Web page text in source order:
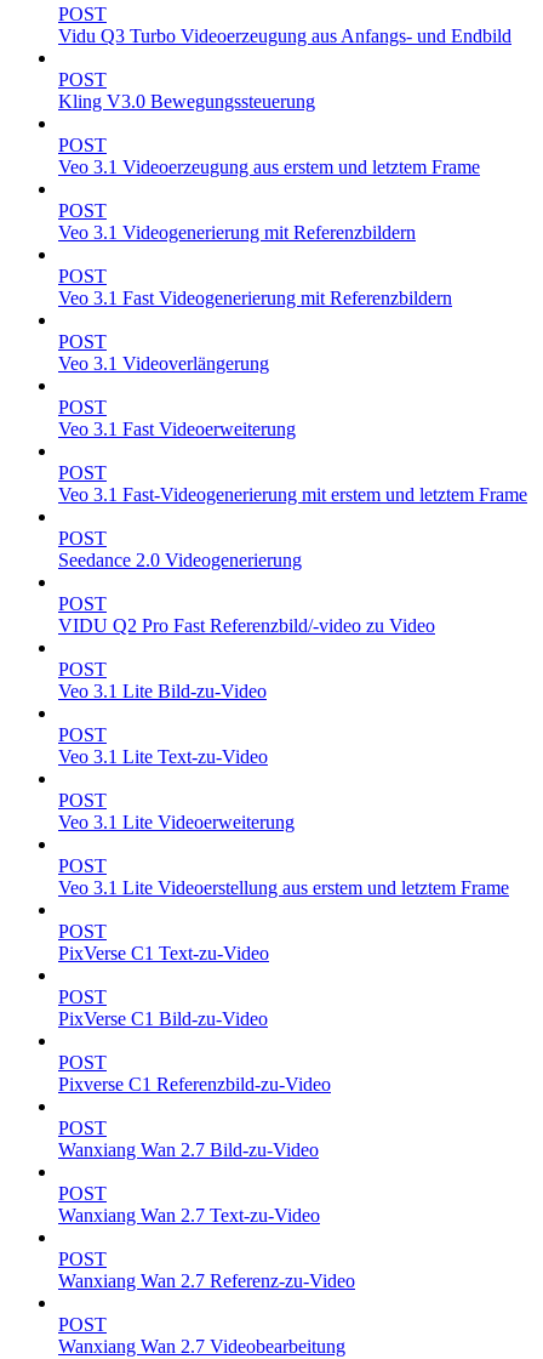
POST
Vidu Q3 Turbo Videoerzeugung aus Anfangs- und Endbild
POST
Kling V3.0 Bewegungssteuerung
POST
Veo 3.1 Videoerzeugung aus erstem und letztem Frame
POST
Veo 3.1 Videogenerierung mit Referenzbildern
POST
Veo 3.1 Fast Videogenerierung mit Referenzbildern
POST
Veo 3.1 Videoverlängerung
POST
Veo 3.1 Fast Videoerweiterung
POST
Veo 3.1 Fast-Videogenerierung mit erstem und letztem Frame
POST
Seedance 2.0 Videogenerierung
POST
VIDU Q2 Pro Fast Referenzbild/-video zu Video
POST
Veo 3.1 Lite Bild-zu-Video
POST
Veo 3.1 Lite Text-zu-Video
POST
Veo 3.1 Lite Videoerweiterung
POST
Veo 3.1 Lite Videoerstellung aus erstem und letztem Frame
POST
PixVerse C1 Text-zu-Video
POST
PixVerse C1 Bild-zu-Video
POST
Pixverse C1 Referenzbild-zu-Video
POST
Wanxiang Wan 2.7 Bild-zu-Video
POST
Wanxiang Wan 2.7 Text-zu-Video
POST
Wanxiang Wan 2.7 Referenz-zu-Video
POST
Wanxiang Wan 2.7 Videobearbeitung